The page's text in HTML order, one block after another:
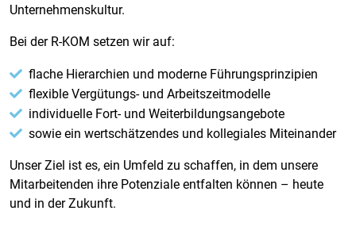
Unternehmenskultur.
Bei der R-KOM setzen wir auf:
flache Hierarchien und moderne Führungsprinzipien
flexible Vergütungs- und Arbeitszeitmodelle
individuelle Fort- und Weiterbildungsangebote
sowie ein wertschätzendes und kollegiales Miteinander
Unser Ziel ist es, ein Umfeld zu schaffen, in dem unsere
Mitarbeitenden ihre Potenziale entfalten können – heute
und in der Zukunft.